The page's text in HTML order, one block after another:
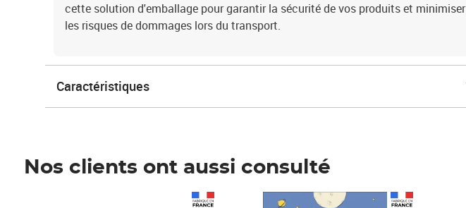
cette solution d'emballage pour garantir la sécurité de vos produits et minimiser
les risques de dommages lors du transport.
Caractéristiques
Nos clients ont aussi consulté
Prix 7,50€